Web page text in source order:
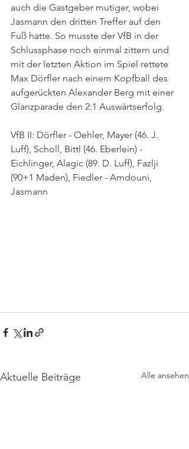
auch die Gastgeber mutiger, wobei
Jasmann den dritten Treffer auf den
Fuß hatte. So musste der VfB in der
Schlussphase noch einmal zittern und
mit der letzten Aktion im Spiel rettete
Max Dörfler nach einem Kopfball des
aufgerückten Alexander Berg mit einer
Glanzparade den 2:1 Auswärtserfolg.
VfB II: Dörfler - Oehler, Mayer (46. J.
Luff), Scholl, Bittl (46. Eberlein) -
Eichlinger, Alagic (89. D. Luff), Fazlji
(90+1 Maden), Fiedler - Amdouni,
Jasmann
Aktuelle Beiträge Alle ansehen